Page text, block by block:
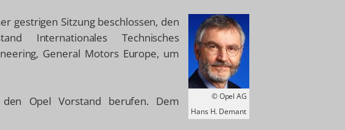
© Opel AG
Hans H. Demant
gestrigen Sitzung beschlossen, den
Internationales Technisches
General Motors Europe, um
Opel Vorstand berufen. Dem